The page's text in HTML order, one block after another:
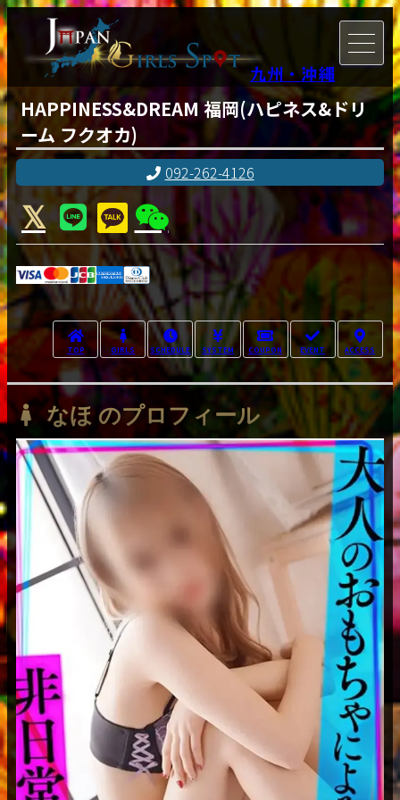
九州・沖縄
HAPPINESS&DREAM 福岡(ハピネス&ドリ
ーム フクオカ)
092-262-4126
TOP GIRLS SCHEDULE SYSTEM COUPON EVENT ACCESS
なほ のプロフィール